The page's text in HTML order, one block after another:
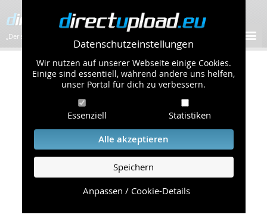
Datenschutzeinstellungen
Wir nutzen auf unserer Webseite einige Cookies.
Einige sind essentiell, während andere uns helfen,
unser Portal für dich zu verbessern.
Essenziell Statistiken
Alle akzeptieren
Speichern
Anpassen / Cookie-Details
„Der schnellste Bilder-Hoster im Web!”
Kontakt & Support
Um eine schnelle und unkomplizierte
Bearbeitung Ihres Problems zu gewährleisten,
bitten wir Sie,
folgende Punkte zu beachten und einzuhalten.
Die schnellste Hilfe finden Sie auf unserer
Seite, die die häufig gestellten Fragen